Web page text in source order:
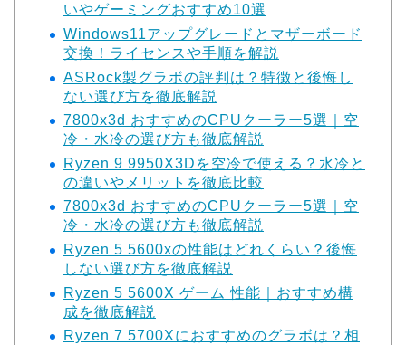
いやゲーミングおすすめ10選
Windows11アップグレードとマザーボード
交換！ライセンスや手順を解説
ASRock製グラボの評判は？特徴と後悔し
ない選び方を徹底解説
7800x3d おすすめのCPUクーラー5選｜空
冷・水冷の選び方も徹底解説
Ryzen 9 9950X3Dを空冷で使える？水冷と
の違いやメリットを徹底比較
7800x3d おすすめのCPUクーラー5選｜空
冷・水冷の選び方も徹底解説
Ryzen 5 5600xの性能はどれくらい？後悔
しない選び方を徹底解説
Ryzen 5 5600X ゲーム 性能｜おすすめ構
成を徹底解説
Ryzen 7 5700Xにおすすめのグラボは？相